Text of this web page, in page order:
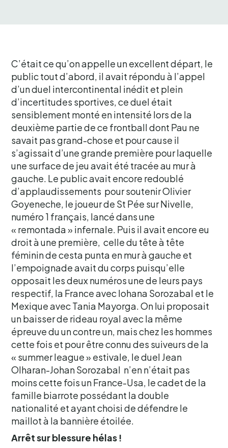
C’était ce qu’on appelle un excellent départ, le
public tout d’abord, il avait répondu à l’appel
d’un duel intercontinental inédit et plein
d’incertitudes sportives, ce duel était
sensiblement monté en intensité lors de la
deuxième partie de ce frontball dont Pau ne
savait pas grand-chose et pour cause il
s’agissait d’une grande première pour laquelle
une surface de jeu avait été tracée au mur à
gauche. Le public avait encore redoublé
d’applaudissements pour soutenir Olivier
Goyeneche, le joueur de St Pée sur Nivelle,
numéro 1 français, lancé dans une
« remontada » infernale. Puis il avait encore eu
droit à une première, celle du tête à tête
féminin de cesta punta en mur à gauche et
l’empoignade avait du corps puisqu’elle
opposait les deux numéros une de leurs pays
respectif, la France avec Iohana Sorozabal et le
Mexique avec Tania Mayorga. On lui proposait
un baisser de rideau royal avec la même
épreuve du un contre un, mais chez les hommes
cette fois et pour être connu des suiveurs de la
« summer league » estivale, le duel Jean
Olharan-Johan Sorozabal n’en n’était pas
moins cette fois un France-Usa, le cadet de la
famille biarrote possédant la double
nationalité et ayant choisi de défendre le
maillot à la bannière étoilée.
Arrêt sur blessure hélas !